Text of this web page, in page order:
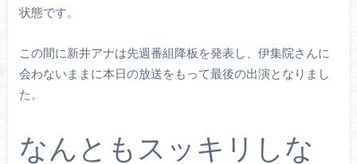
状態です。
この間に新井アナは先週番組降板を発表し、伊集院さんに
会わないままに本日の放送をもって最後の出演となりまし
た。
なんともスッキリしな